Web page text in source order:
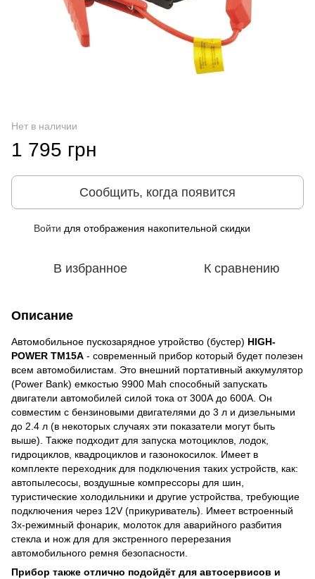
Нет в наличии
1 795 грн
Сообщить, когда появится
Войти для отображения накопительной скидки
В избранное К сравнению
Описание
Автомобильное пускозарядное утройство (бустер) HIGH-
POWER TM15A - современный прибор который будет полезен
всем автомобилистам. Это внешний портативный аккумулятор
(Power Bank) емкостью 9900 Mah способный запускать
двигатели автомобилей силой тока от 300А до 600А. Он
совместим с бензиновыми двигателями до 3 л и дизельными
до 2.4 л (в некоторых случаях эти показатели могут быть
выше). Также подходит для запуска мотоциклов, лодок,
гидроциклов, квадроциклов и газонокосилок. Имеет в
комплекте переходник для подключения таких устройств, как:
автопылесосы, воздушные компрессоры для шин,
туристические холодильники и другие устройства, требующие
подключения через 12V (прикуриватель). Имеет встроенный
3х-режимный фонарик, молоток для аварийного разбития
стекла и нож для для экстренного перерезания
автомобильного ремня безопасности.
Прибор также отлично подойдёт для автосервисов и